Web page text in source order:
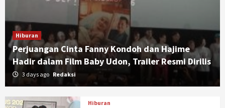
Hiburan
Perjuangan Cinta Fanny Kondoh dan Hajime
Hadir dalam Film Baby Udon, Trailer Resmi Dirilis
3 days ago Redaksi
Hiburan